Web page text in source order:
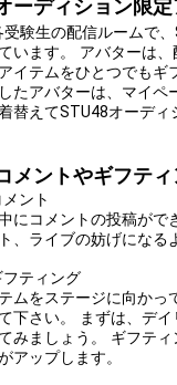
ーディション限
受験生の配信ルームで
います。 アバターは
イテムをひとつでもギ
たアバターは、マイペ
替えてSTU48オーディ
メントやギフテ
ント
にコメントの投稿がで
、ライブの妨げになる
ティング
ムをステージに向かっ
下さい。 まずは、デ
みましょう。 ギフテ
アップします。